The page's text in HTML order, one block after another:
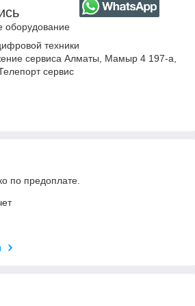
техники
сервиса Алматы, Мамыр 4 197-а,
сервис
по предоплате.